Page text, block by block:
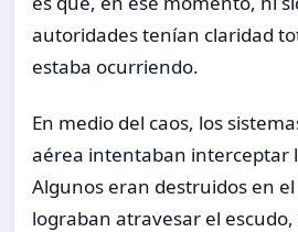
autoridades tenían claridad
estaba ocurriendo.
En medio del caos, los
aérea intentaban interceptar
Algunos eran destruidos en
lograban atravesar el